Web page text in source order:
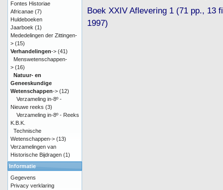
Boek XXIV Aflevering 1 (71 pp., 13
1997)
Fontes Historiae
Africanae (7)
Huldeboeken
Jaarboek (1)
Mededelingen der Zittingen-
> (15)
Verhandelingen-> (41)
Menswetenschappen-
> (16)
Natuur- en
Geneeskundige
Wetenschappen-> (12)
Verzameling in-8º -
Nieuwe reeks (3)
Verzameling in-8º - Reeks
K.B.K.
Technische
Wetenschappen-> (13)
Verzamelingen van
Historische Bijdragen (1)
Informatie
Gegevens
Privacy verklaring